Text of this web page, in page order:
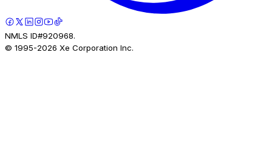
NMLS ID#920968.
© 1995-2026 Xe Corporation Inc.